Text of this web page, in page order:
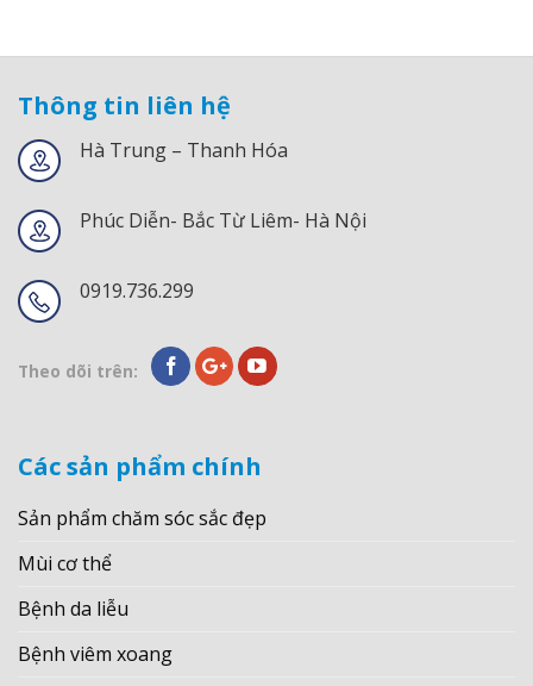
Thông tin liên hệ
Hà Trung – Thanh Hóa
Phúc Diễn- Bắc Từ Liêm- Hà Nội
0919.736.299
Theo dõi trên:
Các sản phẩm chính
Sản phẩm chăm sóc sắc đẹp
Mùi cơ thể
Bệnh da liễu
Bệnh viêm xoang